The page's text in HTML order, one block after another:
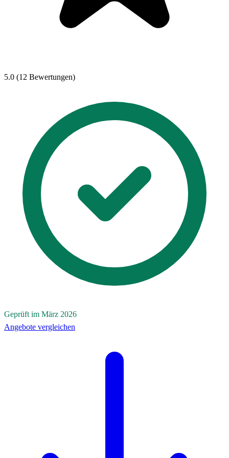
5.0 (12 Bewertungen)
Geprüft im März 2026
Angebote vergleichen